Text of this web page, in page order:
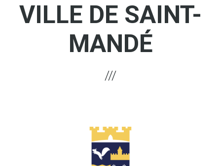
VILLE DE SAINT-
MANDÉ